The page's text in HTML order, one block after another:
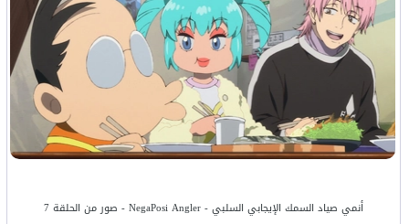
أنمي صياد السمك الإيجابي السلبي - NegaPosi Angler - صور من الحلقة 7